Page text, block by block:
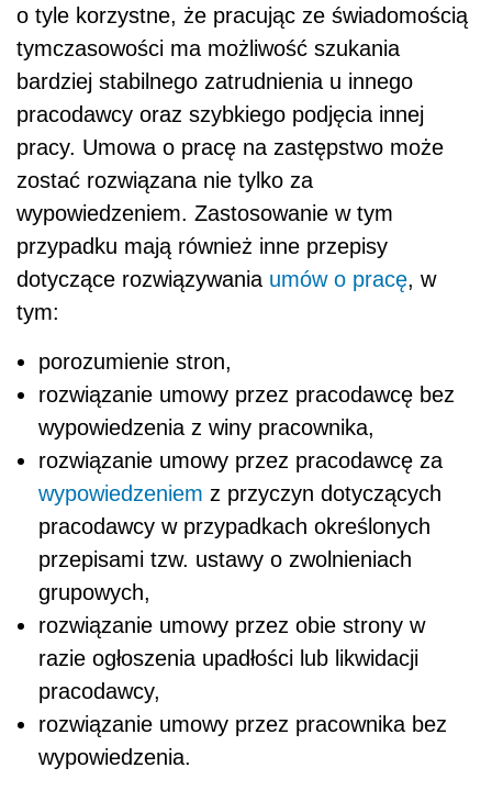
o tyle korzystne, że pracując ze świadomością
tymczasowości ma możliwość szukania
bardziej stabilnego zatrudnienia u innego
pracodawcy oraz szybkiego podjęcia innej
pracy. Umowa o pracę na zastępstwo może
zostać rozwiązana nie tylko za
wypowiedzeniem. Zastosowanie w tym
przypadku mają również inne przepisy
dotyczące rozwiązywania umów o pracę, w
tym:
porozumienie stron,
rozwiązanie umowy przez pracodawcę bez
wypowiedzenia z winy pracownika,
rozwiązanie umowy przez pracodawcę za
wypowiedzeniem z przyczyn dotyczących
pracodawcy w przypadkach określonych
przepisami tzw. ustawy o zwolnieniach
grupowych,
rozwiązanie umowy przez obie strony w
razie ogłoszenia upadłości lub likwidacji
pracodawcy,
rozwiązanie umowy przez pracownika bez
wypowiedzenia.